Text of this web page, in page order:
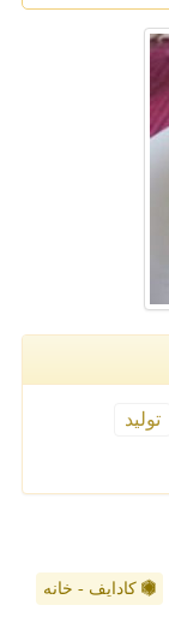
تولید
کادایف - خانه